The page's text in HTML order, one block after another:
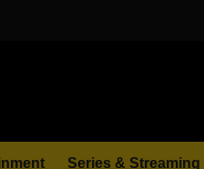
Series & Streaming